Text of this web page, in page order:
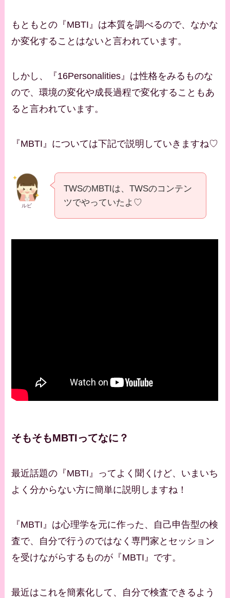
もともとの『MBTI』は本質を調べるので、なかな
か変化することはないと言われています。
しかし、『16Personalities』は性格をみるものな
ので、環境の変化や成長過程で変化することもあ
ると言われています。
『MBTI』については下記で説明していきますね♡
ルビ
TWSのMBTIは、TWSのコンテン
ツでやっていたよ♡
そもそもMBTIってなに？
最近話題の『MBTI』ってよく聞くけど、いまいち
よく分からない方に簡単に説明しますね！
『MBTI』は心理学を元に作った、自己申告型の検
査で、自分で行うのではなく専門家とセッション
を受けながらするものが『MBTI』です。
最近はこれを簡素化して、自分で検査できるよう